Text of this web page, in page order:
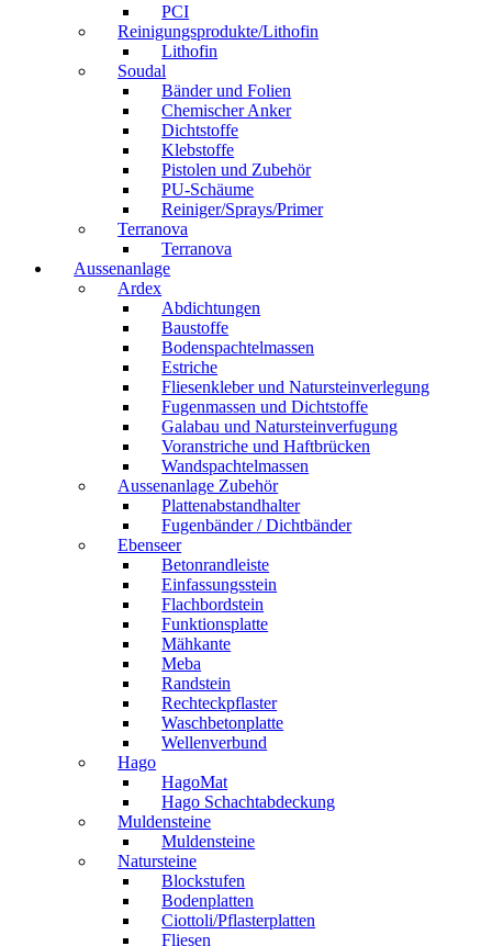
PCI
Reinigungsprodukte/Lithofin
Lithofin
Soudal
Bänder und Folien
Chemischer Anker
Dichtstoffe
Klebstoffe
Pistolen und Zubehör
PU-Schäume
Reiniger/Sprays/Primer
Terranova
Terranova
Aussenanlage
Ardex
Abdichtungen
Baustoffe
Bodenspachtelmassen
Estriche
Fliesenkleber und Natursteinverlegung
Fugenmassen und Dichtstoffe
Galabau und Natursteinverfugung
Voranstriche und Haftbrücken
Wandspachtelmassen
Aussenanlage Zubehör
Plattenabstandhalter
Fugenbänder / Dichtbänder
Ebenseer
Betonrandleiste
Einfassungsstein
Flachbordstein
Funktionsplatte
Mähkante
Meba
Randstein
Rechteckpflaster
Waschbetonplatte
Wellenverbund
Hago
HagoMat
Hago Schachtabdeckung
Muldensteine
Muldensteine
Natursteine
Blockstufen
Bodenplatten
Ciottoli/Pflasterplatten
Fliesen